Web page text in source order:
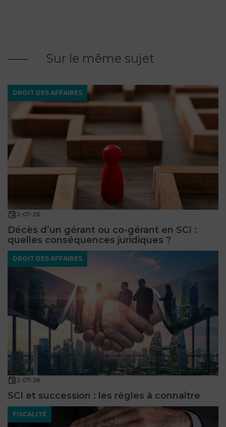
Sur le même sujet
DROIT DES AFFAIRES
2-07-26
Décès d’un gérant ou co-gérant en SCI :
quelles conséquences juridiques ?
DROIT DES AFFAIRES
2-07-26
SCI et succession : les règles à connaître
FISCALITÉ